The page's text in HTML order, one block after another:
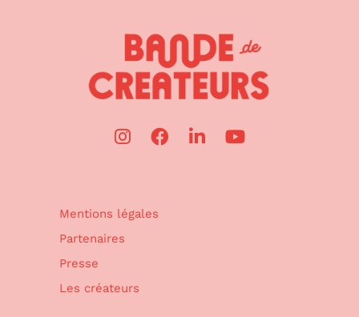
Mentions légales
Partenaires
Presse
Les créateurs